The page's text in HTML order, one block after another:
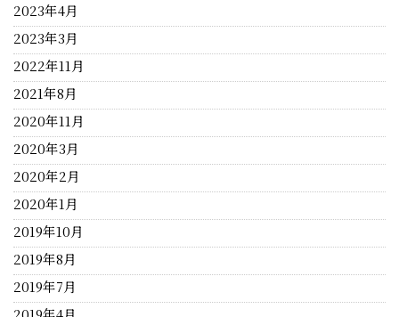
2023年4月
2023年3月
2022年11月
2021年8月
2020年11月
2020年3月
2020年2月
2020年1月
2019年10月
2019年8月
2019年7月